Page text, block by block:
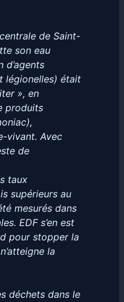
de Saint-
son eau
d’agents
légionelles) était
», en
produits
vivant. Avec
de
taux
supérieurs au
mesurés dans
EDF s’en est
pour stopper la
la
déchets dans le